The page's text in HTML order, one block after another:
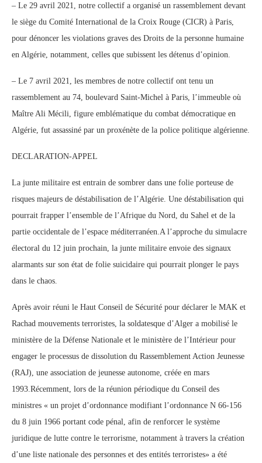
– Le 29 avril 2021, notre collectif a organisé un rassemblement devant
le siège du Comité International de la Croix Rouge (CICR) à Paris,
pour dénoncer les violations graves des Droits de la personne humaine
en Algérie, notamment, celles que subissent les détenus d’opinion.
– Le 7 avril 2021, les membres de notre collectif ont tenu un
rassemblement au 74, boulevard Saint-Michel à Paris, l’immeuble où
Maître Ali Mécili, figure emblématique du combat démocratique en
Algérie, fut assassiné par un proxénète de la police politique algérienne.
DECLARATION-APPEL
La junte militaire est entrain de sombrer dans une folie porteuse de
risques majeurs de déstabilisation de l’Algérie. Une déstabilisation qui
pourrait frapper l’ensemble de l’Afrique du Nord, du Sahel et de la
partie occidentale de l’espace méditerranéen.A l’approche du simulacre
électoral du 12 juin prochain, la junte militaire envoie des signaux
alarmants sur son état de folie suicidaire qui pourrait plonger le pays
dans le chaos.
Après avoir réuni le Haut Conseil de Sécurité pour déclarer le MAK et
Rachad mouvements terroristes, la soldatesque d’Alger a mobilisé le
ministère de la Défense Nationale et le ministère de l’Intérieur pour
engager le processus de dissolution du Rassemblement Action Jeunesse
(RAJ), une association de jeunesse autonome, créée en mars
1993.Récemment, lors de la réunion périodique du Conseil des
ministres « un projet d’ordonnance modifiant l’ordonnance N 66-156
du 8 juin 1966 portant code pénal, afin de renforcer le système
juridique de lutte contre le terrorisme, notamment à travers la création
d’une liste nationale des personnes et des entités terroristes» a été